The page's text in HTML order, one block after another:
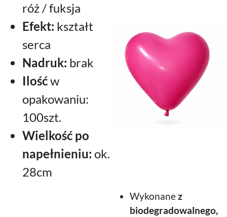
róż / fuksja
Efekt: kształt
serca
Nadruk: brak
Ilośćw
opakowaniu:
100szt.
Wielkość po
napełnieniu: ok.
28cm
Wykonanez
biodegradowalnego,